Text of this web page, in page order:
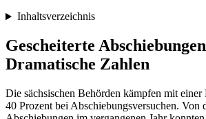
Inhaltsverzeichnis
Gescheiterte
Dramatische Zahlen
Die sächsischen Behörden kämpfen mit
40 Prozent bei Abschiebungsversuchen. Von